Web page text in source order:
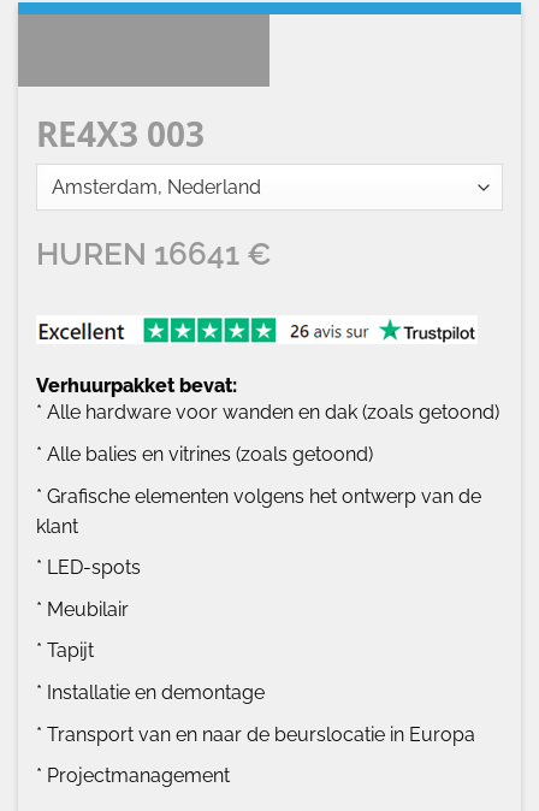
RE4X3 003
HUREN 16641 €
Verhuurpakket bevat:
* Alle hardware voor wanden en dak (zoals getoond)
* Alle balies en vitrines (zoals getoond)
* Grafische elementen volgens het ontwerp van de
klant
* LED-spots
* Meubilair
* Tapijt
* Installatie en demontage
* Transport van en naar de beurslocatie in Europa
* Projectmanagement